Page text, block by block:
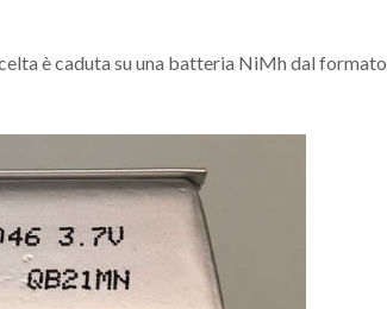
è caduta su una batteria NiMh dal formato